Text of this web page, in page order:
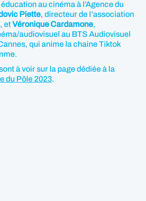
au cinéma à l’Agence du
Piette, directeur de l’association
etVéronique Cardamone,
audiovisuel au BTS Audiovisuel
qui anime la chaine Tiktok
à voir sur la page dédiée à la
du Pôle 2023.